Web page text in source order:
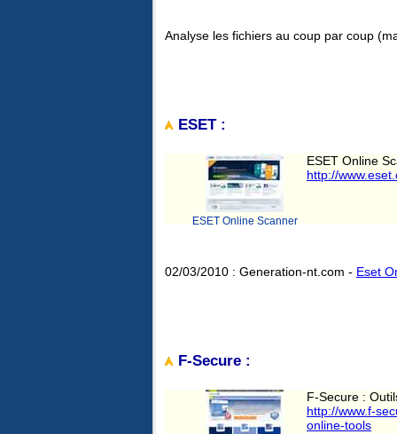
Analyse les fichiers au coup par coup
ESET :
ESET Online Scanner
ESET Online
http://
02/03/2010 : Generation-nt.com - Eset
F-Secure :
F-Secure :
http://www.f-
online-tools